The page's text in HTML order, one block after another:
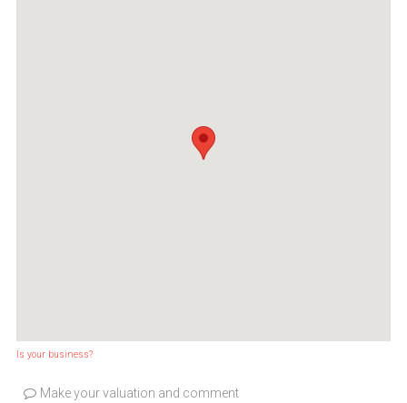
Is your business?
Make your valuation and comment